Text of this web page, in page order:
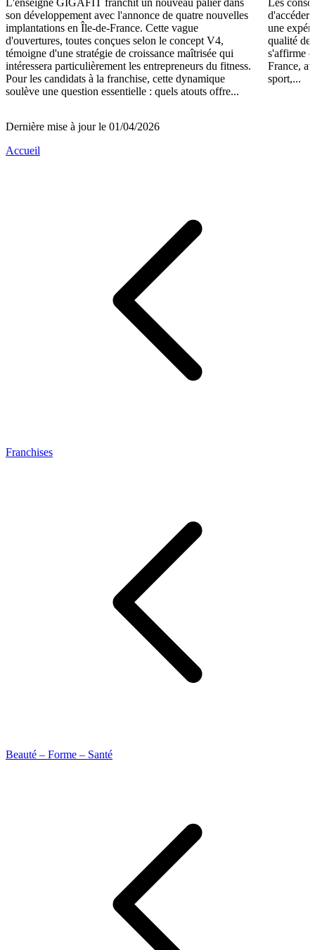
son développement avec l'annonce de quatre nouvelles
implantations en Île-de-France. Cette vague
d'ouvertures, toutes conçues selon le concept V4,
témoigne d'une stratégie de croissance maîtrisée qui
intéressera particulièrement les entrepreneurs du fitness.
Pour les candidats à la franchise, cette dynamique
soulève une question essentielle : quels atouts offre...
d'accéder
une
qualité
s'affirme
France,
sport,...
Dernière mise à jour le 01/04/2026
Accueil
Franchises
Beauté – Forme – Santé